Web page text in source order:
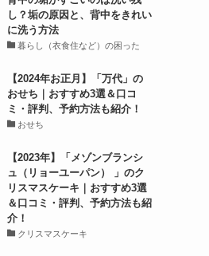
し？垢の原因と、背中をきれい
に洗う方法
暮らし（衣食住など）の困った
【2024年お正月】「万代」の
おせち｜おすすめ3選＆口コ
ミ・評判、予約方法も紹介！
おせち
【2023年】「メゾンブランシ
ュ（リョーユーパン） 」のク
リスマスケーキ｜おすすめ3選
＆口コミ・評判、予約方法も紹
介！
クリスマスケーキ